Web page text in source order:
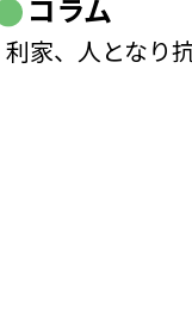
コラム
利家、人となり